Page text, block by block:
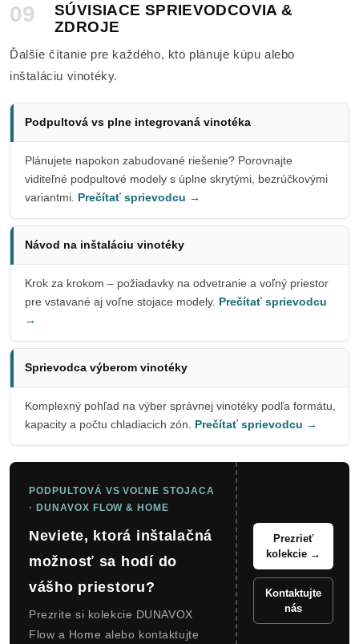
09
SÚVISIACE SPRIEVODCOVIA &
ZDROJE
Ďalšie čítanie pre každého, kto plánuje kúpu alebo
inštaláciu vinotéky.
Podpultová vs plne integrovaná vinotéka
Plánujete napokon zabudované riešenie? Porovnajte
viditeľné podpultové modely s úplne skrytými, bezrúčkovými
variantmi. Prečítať sprievodcu →
Návod na inštaláciu vinotéky
Krok za krokom – požiadavky na odvetranie a voľný priestor
pre vstavané aj voľne stojace modely. Prečítať sprievodcu
→
Sprievodca výberom vinotéky
Komplexný pohľad na výber správnej vinotéky podľa formátu,
kapacity a počtu chladiacich zón. Prečítať sprievodcu →
PODPULTOVÁ VS VOĽNE STOJACA
· DUNAVOX FLOW & HOME
Neviete, ktorá inštalačná
možnosť sa hodí do
vášho priestoru?
Prezrite si kolekcie DUNAVOX
Flow a Home alebo kontaktujte
Prezrieť
kolekcie →
Kontaktujte
nás